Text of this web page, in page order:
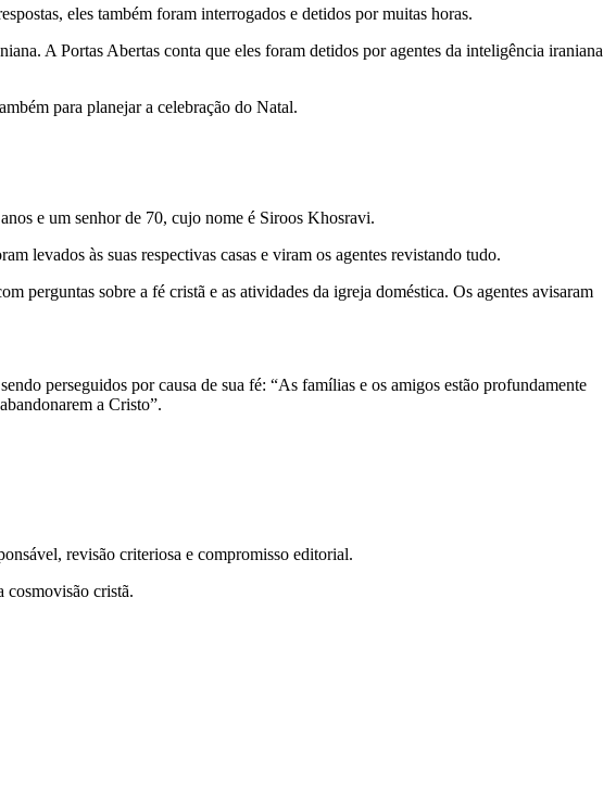
eles também foram interrogados e detidos por muitas horas.
A Portas Abertas conta que eles foram detidos por agentes da inteligência iraniana
para planejar a celebração do Natal.
e um senhor de 70, cujo nome é Siroos Khosravi.
levados às suas respectivas casas e viram os agentes revistando tudo.
perguntas sobre a fé cristã e as atividades da igreja doméstica. Os agentes avisaram
perseguidos por causa de sua fé: “As famílias e os amigos estão profundamente
a Cristo”.
revisão criteriosa e compromisso editorial.
cosmovisão cristã.